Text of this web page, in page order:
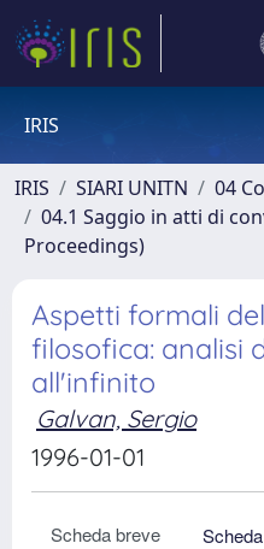
IRIS
IRIS SIARI UNITN
04
04.1 Saggio in atti di
Proceedings)
Aspetti formali
filosofica: analisi
all'infinito
Galvan, Sergio
1996-01-01
Scheda breve